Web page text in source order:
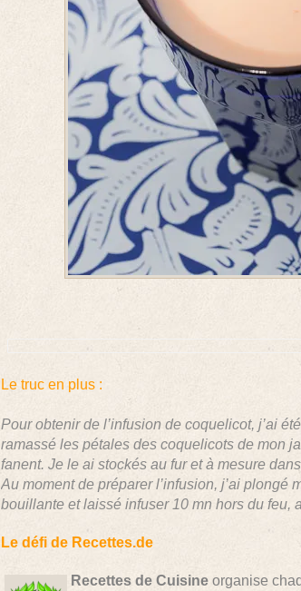
Le truc en plus :
Pour obtenir de l’infusion de coquelicot, j’ai
ramassé les pétales des coquelicots de mon
fanent. Je le ai stockés au fur et à mesure
Au moment de préparer l’infusion, j’ai plongé
bouillante et laissé infuser 10 mn hors du feu,
Le défi de Recettes.de
Recettes de Cuisine organise